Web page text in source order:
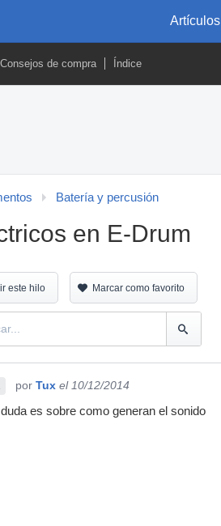
Artículos
Consejos de compra Índice
Batería y percusión
en E-Drum
este hilo Marcar como favorito
por Tux el 10/12/2014
es sobre como generan el sonido